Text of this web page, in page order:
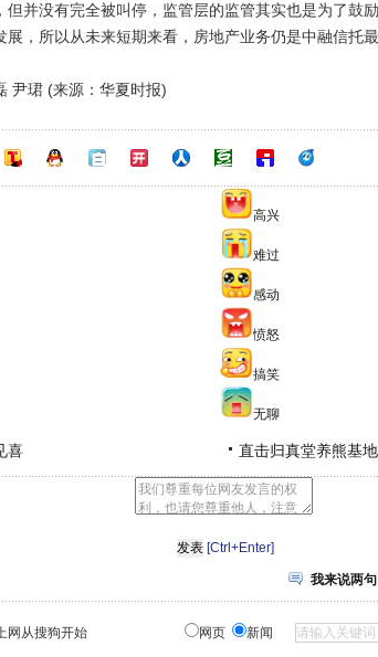
但并没有完全被叫停，监管层的监管其实也是为了鼓
展，所以从未来短期来看，房地产业务仍是中融信托最
珺 (来源：华夏时报)
高兴
难过
感动
愤怒
搞笑
无聊
喜 直击归真堂养熊基
[Ctrl+Enter]
我来说两句
网从搜狗开始 网页 新闻